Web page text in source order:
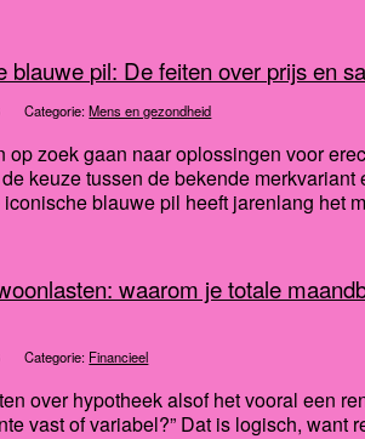
blauwe pil: De feiten over prijs en
Categorie:Mens en gezondheid
op zoek gaan naar oplossingen voor
keuze tussen de bekende
blauwe pil heeft jarenlang het
waarom je totale
Categorie: Financieel
over hypotheek alsof het vooral een
vast of variabel?” Dat is logisch, want